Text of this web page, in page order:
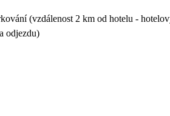
(vzdálenost 2 km od hotelu -
odjezdu)